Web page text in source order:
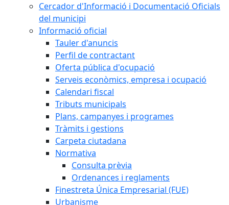
Cercador d'Informació i Documentació Oficials
del municipi
Informació oficial
Tauler d'anuncis
Perfil de contractant
Oferta pública d'ocupació
Serveis econòmics, empresa i ocupació
Calendari fiscal
Tributs municipals
Plans, campanyes i programes
Tràmits i gestions
Carpeta ciutadana
Normativa
Consulta prèvia
Ordenances i reglaments
Finestreta Única Empresarial (FUE)
Urbanisme